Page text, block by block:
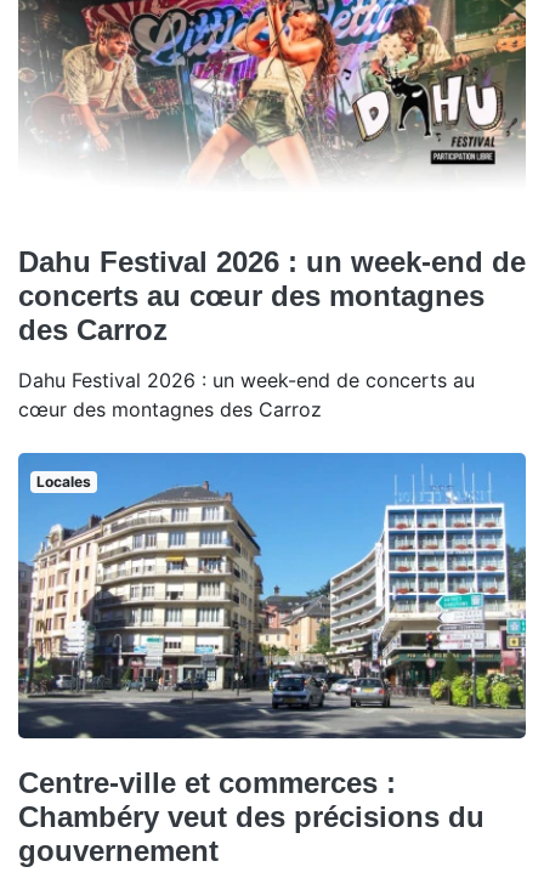
Dahu Festival 2026 : un week-end de
concerts au cœur des montagnes
des Carroz
Dahu Festival 2026 : un week-end de concerts au
cœur des montagnes des Carroz
Locales
Centre-ville et commerces :
Chambéry veut des précisions du
gouvernement